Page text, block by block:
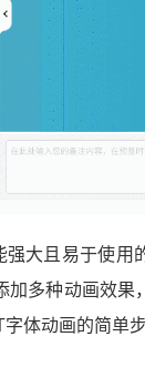
强大且易于使
加多种动画效果
体动画的简单步